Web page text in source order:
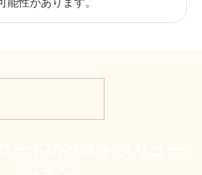
能性があります。